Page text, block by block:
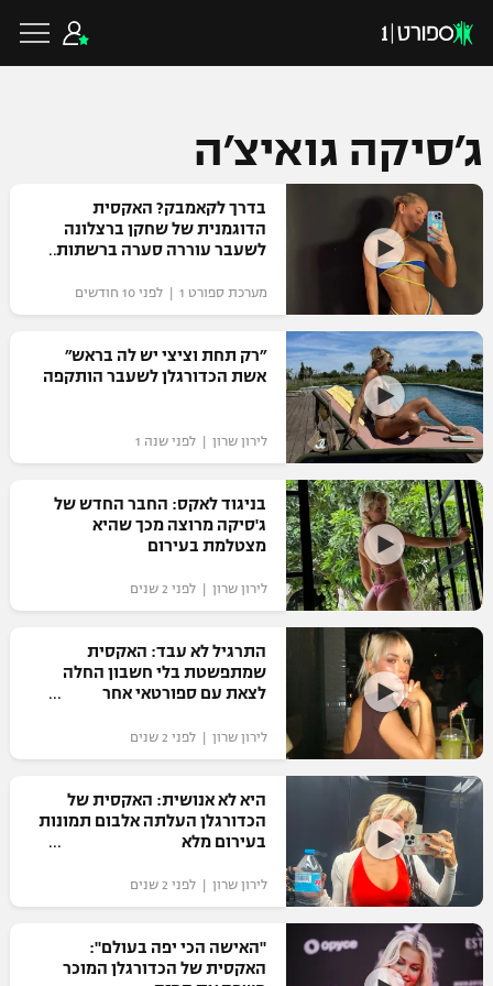
VOD
רץ ברשת
תוצאות
לוח שידורים
ברחבה
"מעל הליגה" – פודקאסט
כדורגל ישראלי
ליגת העל
ליגה לאומית
גביע הטוטו
ליגיונרים
גביע המדינה
נבחרת ישראל
מכבי חיפה
בית"ר ירושלים
מכבי תל אביב
הפועל תל אביב
הפועל חיפה
הפועל באר שבע
מכבי נתניה
בני יהודה
כדורגל עולמי
ליגת האלופות
ליגה אירופית
ליגה אנגלית
ליגה גרמנית
ליגה ספרדית
ליגה איטלקית
ליגה צרפתית
ליגה הולנדית
ליגה טורקית
ליגה סינית
ליגה ברזילאית
ליגות נוספות
כדורסל ישראלי
ליגת ווינר סל
ליגה לאומית
כדורסל נשים
מכבי תל אביב
הפועל ירושלים
דני אבדיה
כדורסל עולמי
NBA
יורוליג
יורוקאפ
ענפים נוספים
טניס
כדוריד
כדורעף
שחייה
אגרוף
ספורט אולימפי
UFC
היאבקות WWE
ג׳סיקה גואיצ׳ה
בדרך לקאמבק? האקסית
הדוגמנית של שחקן ברצלונה
לשעבר עוררה סערה ברשתות
מערכת ספורט 1 | לפני 10 חודשים
״רק תחת וציצי יש לה בראש״
אשת הכדורגלן לשעבר הותקפה‎
לירון שרון | לפני שנה 1
בניגוד לאקס: החבר החדש של
ג'סיקה מרוצה מכך שהיא
מצטלמת בעירום
לירון שרון | לפני 2 שנים
התרגיל לא עבד: האקסית
שמתפשטת בלי חשבון החלה
לצאת עם ספורטאי אחר
לירון שרון | לפני 2 שנים
היא לא אנושית: האקסית של
הכדורגלן העלתה אלבום תמונות
בעירום מלא
לירון שרון | לפני 2 שנים
"האישה הכי יפה בעולם":
האקסית של הכדורגלן המוכר